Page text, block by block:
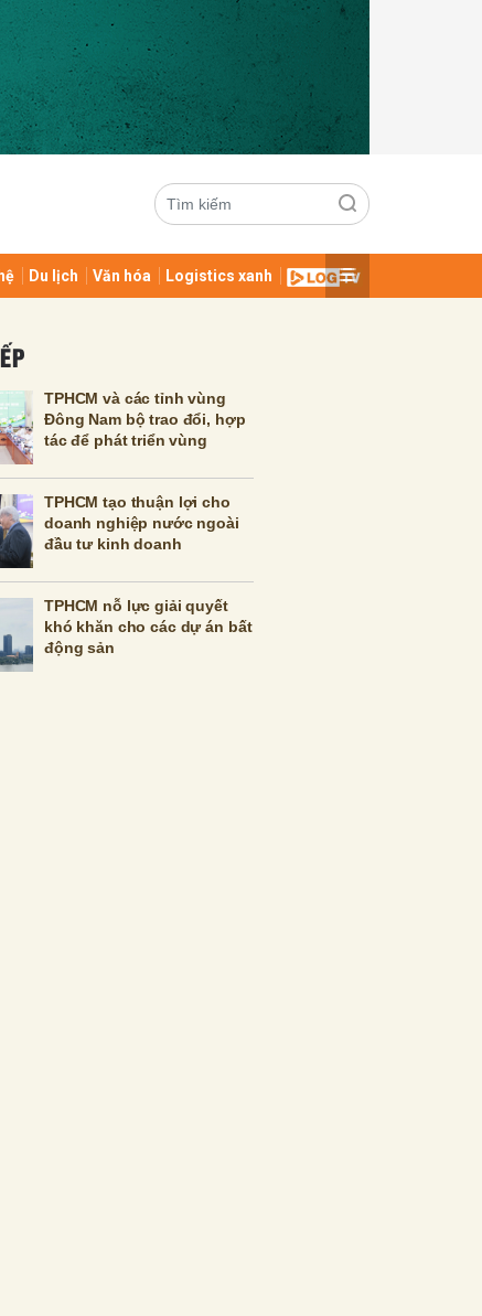
Du lịch Văn hóa Logistics xanh
TPHCM và các tỉnh vùng
Đông Nam bộ trao đổi, hợp
tác để phát triển vùng
TPHCM tạo thuận lợi cho
doanh nghiệp nước ngoài
đầu tư kinh doanh
TPHCM nỗ lực giải quyết
khó khăn cho các dự án bất
động sản